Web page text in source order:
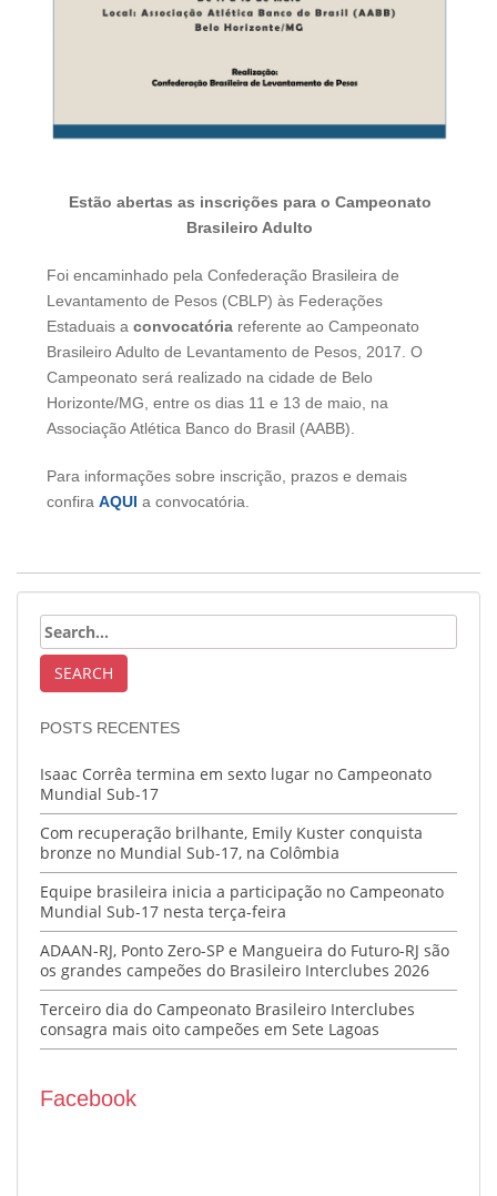
Estão abertas as inscrições para o Campeonato
Brasileiro Adulto
Foi encaminhado pela Confederação Brasileira de
Levantamento de Pesos (CBLP) às Federações
Estaduais a convocatória referente ao Campeonato
Brasileiro Adulto de Levantamento de Pesos, 2017. O
Campeonato será realizado na cidade de Belo
Horizonte/MG, entre os dias 11 e 13 de maio, na
Associação Atlética Banco do Brasil (AABB).
Para informações sobre inscrição, prazos e demais
confira AQUI a convocatória.
POSTS RECENTES
Isaac Corrêa termina em sexto lugar no Campeonato
Mundial Sub-17
Com recuperação brilhante, Emily Kuster conquista
bronze no Mundial Sub-17, na Colômbia
Equipe brasileira inicia a participação no Campeonato
Mundial Sub-17 nesta terça-feira
ADAAN-RJ, Ponto Zero-SP e Mangueira do Futuro-RJ são
os grandes campeões do Brasileiro Interclubes 2026
Terceiro dia do Campeonato Brasileiro Interclubes
consagra mais oito campeões em Sete Lagoas
Facebook